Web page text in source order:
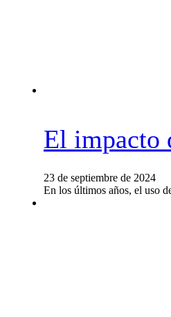
El impacto
23 de septiembre de 2024
En los últimos años, el uso